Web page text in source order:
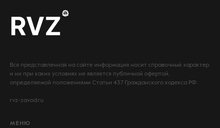
Вся представленная на сайте информация носит справочный характер
и ни при каких условиях не является публичной офертой,
определяемой положениями Статьи 437 Гражданского кодекса РФ.
rvz-zavod.ru
МЕНЮ